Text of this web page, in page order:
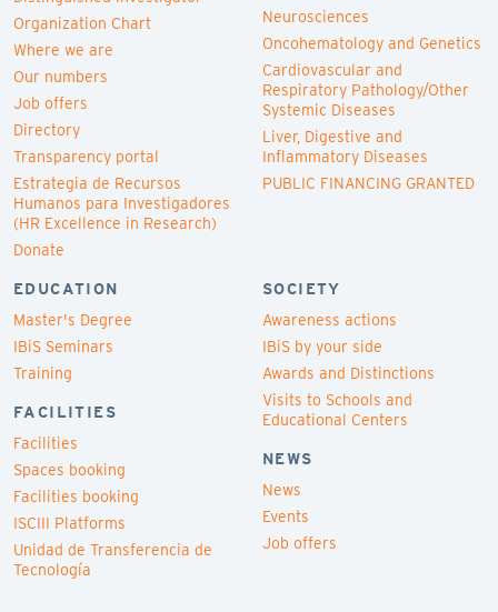
Organization Chart
Where we are
Our numbers
Job offers
Directory
Transparency portal
Estrategia de Recursos
Humanos para Investigadores
(HR Excellence in Research)
Donate
Neurosciences
Oncohematology and Genetics
Cardiovascular and
Respiratory Pathology/Other
Systemic Diseases
Liver, Digestive and
Inflammatory Diseases
PUBLIC FINANCING GRANTED
EDUCATION
Master's Degree
IBiS Seminars
Training
FACILITIES
Facilities
Spaces booking
Facilities booking
ISCIII Platforms
Unidad de Transferencia de
Tecnología
SOCIETY
Awareness actions
IBiS by your side
Awards and Distinctions
Visits to Schools and
Educational Centers
NEWS
News
Events
Job offers